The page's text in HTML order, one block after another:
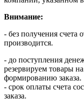
Внимание:
- без получения счета
производится.
- до поступления
резервируем товары
формированию заказа.
- срок оплаты счета
заказа.